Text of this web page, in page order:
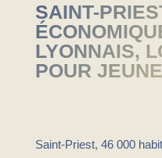
SAINT-
LYONNAIS,
POUR
Saint-Priest, 46 000